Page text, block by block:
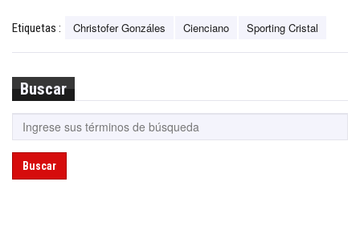
Etiquetas : Christofer Gonzáles Cienciano Sporting Cristal
Buscar
Buscar